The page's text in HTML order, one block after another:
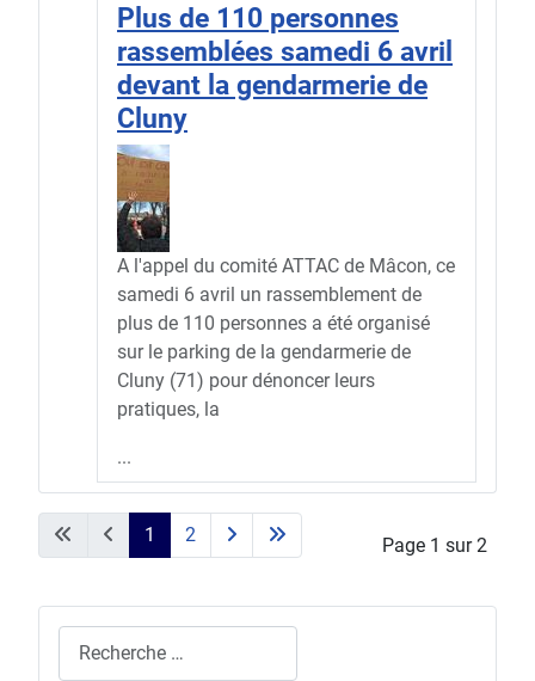
Plus de 110 personnes
rassemblées samedi 6 avril
devant la gendarmerie de
Cluny
A l'appel du comité ATTAC de Mâcon, ce
samedi 6 avril un rassemblement de
plus de 110 personnes a été organisé
sur le parking de la gendarmerie de
Cluny (71) pour dénoncer leurs
pratiques, la
...
Page 1 sur 2
1 2